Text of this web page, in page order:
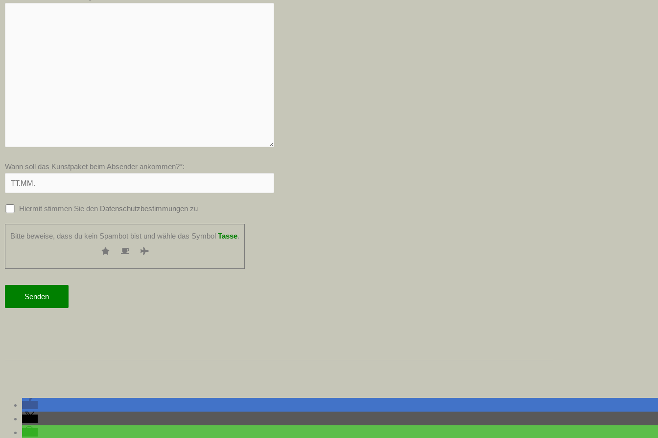
Wann soll das Kunstpaket beim Absender ankommen?*:
Hiermit stimmen Sie den Datenschutzbestimmungen zu
Bitte beweise, dass du kein Spambot bist und wähle das Symbol Tasse.